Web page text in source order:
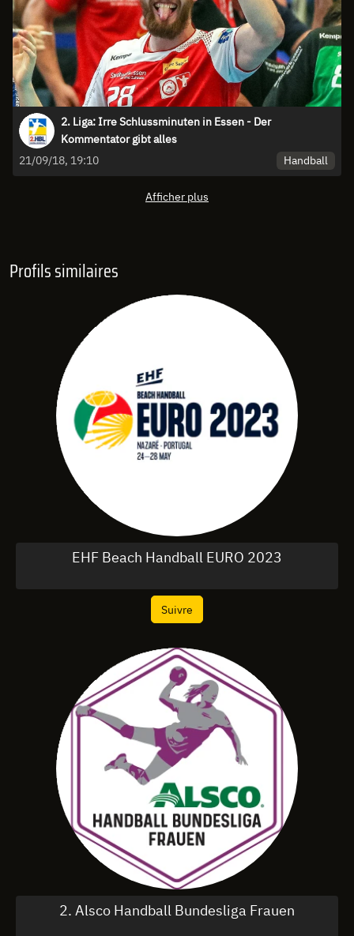
2. Liga: Irre Schlussminuten in Essen - Der
Kommentator gibt alles
21/09/18, 19:10
Handball
Afficher plus
Profils similaires
EHF Beach Handball EURO 2023
Suivre
2. Alsco Handball Bundesliga Frauen